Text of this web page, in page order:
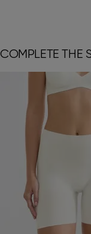
COMPLETE THE